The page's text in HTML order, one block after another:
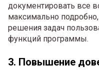
документировать все
максимально
решения задач
функций программы.
3. Повышение